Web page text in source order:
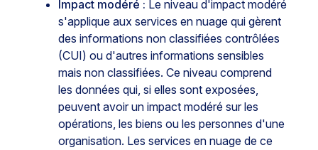
Impact modéré : Le niveau d'impact modéré
s'applique aux services en nuage qui gèrent
des informations non classifiées contrôlées
(CUI) ou d'autres informations sensibles
mais non classifiées. Ce niveau comprend
les données qui, si elles sont exposées,
peuvent avoir un impact modéré sur les
opérations, les biens ou les personnes d'une
organisation. Les services en nuage de ce